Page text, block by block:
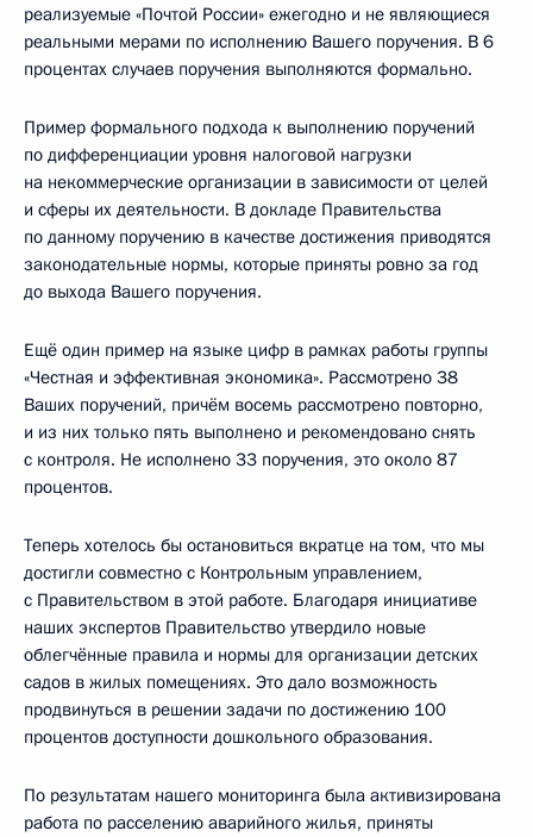
реализуемые «Почтой России» ежегодно и не являющиеся
реальными мерами по исполнению Вашего поручения. В 6
процентах случаев поручения выполняются формально.
Пример формального подхода к выполнению поручений
по дифференциации уровня налоговой нагрузки
на некоммерческие организации в зависимости от целей
и сферы их деятельности. В докладе Правительства
по данному поручению в качестве достижения приводятся
законодательные нормы, которые приняты ровно за год
до выхода Вашего поручения.
Ещё один пример на языке цифр в рамках работы группы
«Честная и эффективная экономика». Рассмотрено 38
Ваших поручений, причём восемь рассмотрено повторно,
и из них только пять выполнено и рекомендовано снять
с контроля. Не исполнено 33 поручения, это около 87
процентов.
Теперь хотелось бы остановиться вкратце на том, что мы
достигли совместно с Контрольным управлением,
с Правительством в этой работе. Благодаря инициативе
наших экспертов Правительство утвердило новые
облегчённые правила и нормы для организации детских
садов в жилых помещениях. Это дало возможность
продвинуться в решении задачи по достижению 100
процентов доступности дошкольного образования.
По результатам нашего мониторинга была активизирована
работа по расселению аварийного жилья, приняты